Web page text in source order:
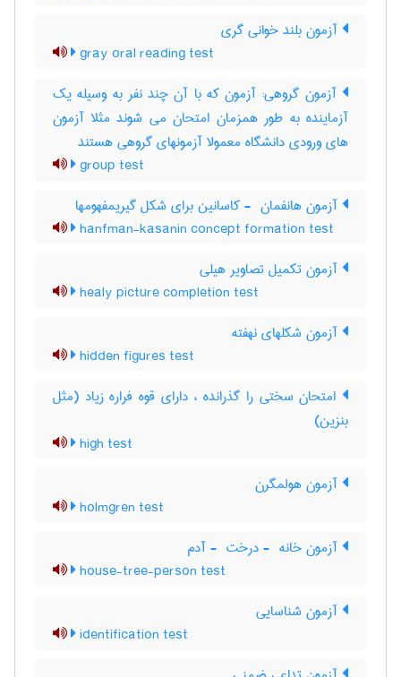
آزمون بلند خوانی گری
gray oral reading test
آزمون گروهی: آزمون که با آن چند نفر به وسیله یک
آزماینده به طور همزمان امتحان می شوند مثلا آزمون
های ورودی دانشگاه معمولا آزمونهای گروهی هستند
group test
آزمون هانفمان ‎ - کاسانین برای شکل گیریمفهومها
hanfman-kasanin concept formation test
آزمون تکمیل تصاویر هیلی
healy picture completion test
آزمون شکلهای نهفته
hidden figures test
امتحان سختی را گذرانده ، دارای قوه فراره زیاد (مثل
بنزین)
high test
آزمون هولمگرن
holmgren test
آزمون خانه ‎ - درخت ‎ - آدم
house-tree-person test
آزمون شناسایی
identification test